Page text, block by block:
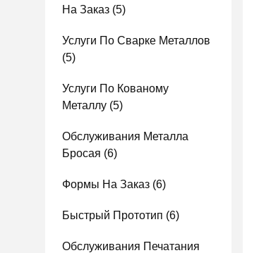
На Заказ (5)
Услуги По Сварке Металлов
(5)
Услуги По Кованому
Металлу (5)
Обслуживания Металла
Бросая (6)
Формы На Заказ (6)
Быстрый Прототип (6)
Обслуживания Печатания